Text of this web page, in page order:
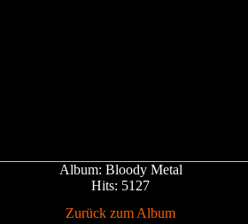
Album: Bloody Metal
Hits: 5127
Zurück zum Album